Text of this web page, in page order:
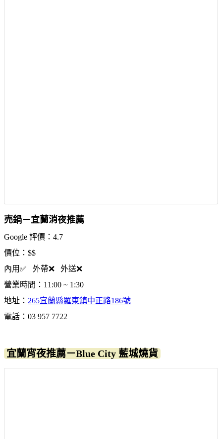
売鍋－宜蘭消夜推薦
Google 評價：4.7
價位：$$
內用✅ 外帶❌ 外送❌
營業時間：11:00 ~ 1:30
地址： 265宜蘭縣羅東鎮中正路186號
電話：03 957 7722
宜蘭宵夜推薦－Blue City 藍城燒貨